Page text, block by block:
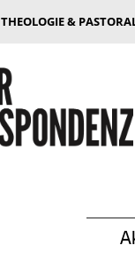
THEOLOGIE &